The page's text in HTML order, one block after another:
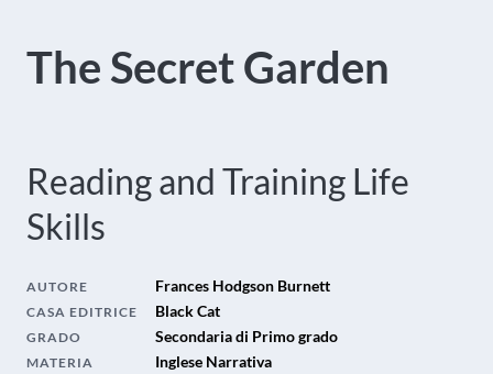
The Secret Garden
Reading and Training Life
Skills
AUTORE Frances Hodgson Burnett
CASA EDITRICE Black Cat
GRADO Secondaria di Primo grado
MATERIA Inglese Narrativa